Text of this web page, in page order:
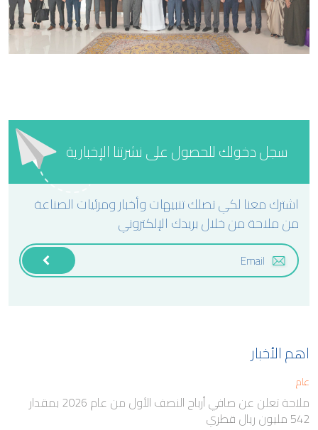
سجل دخولك للحصول على نشرتنا الإخبارية
اشترك معنا لكي تصلك تنبيهات وأخبار ومرئيات الصناعة
من ملاحة من خلال بريدك الإلكتروني
اهم الأخبار
عام
ملاحة تعلن عن صافي أرباح النصف الأول من عام 2026 بمقدار
542 مليون ريال قطري